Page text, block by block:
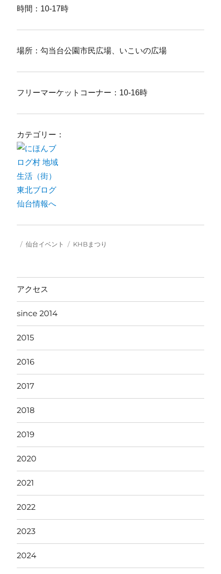
時間：10-17時
場所：勾当台公園市民広場、いこいの広場
フリーマーケットコーナー：10-16時
カテゴリー：
投 カ
ー
仙台イベント
タ
KHBまつり
アクセス
since 2014
2015
2016
2017
2018
2019
2020
2021
2022
2023
2024